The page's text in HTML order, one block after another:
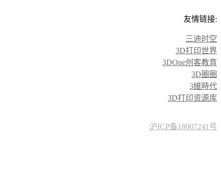
友情链接:
三迪时空
3D打印世界
3DOne创客教育
3D圈圈
3維時代
3D打印资源库
沪ICP备18007241号